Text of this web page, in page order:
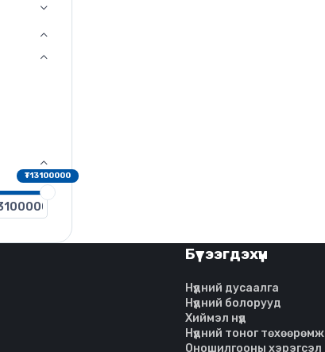
₮13100000
Бүтээгдэхүүн
Нүдний дусаалга
Нүдний болорууд
Хиймэл нүд
Нүдний тоног төхөөрөмж
Оношилгооны хэрэгсэл